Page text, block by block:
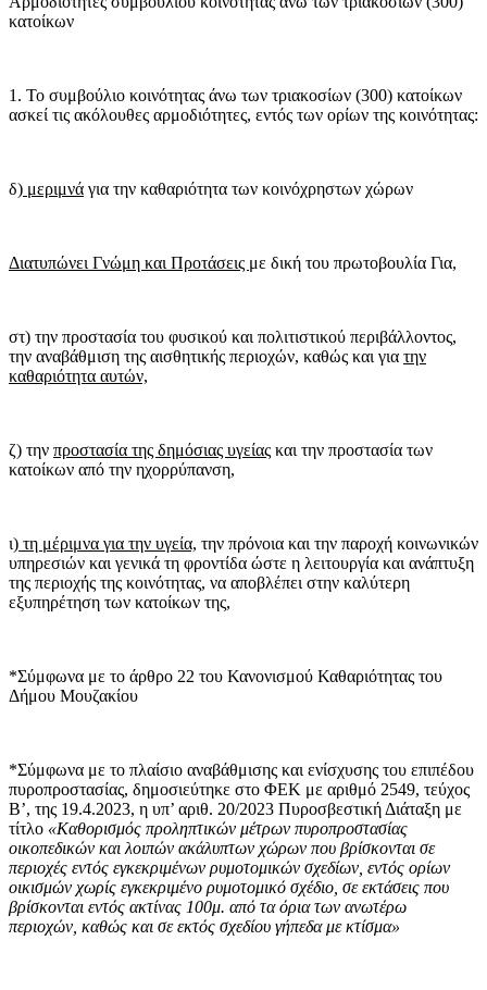
κατοίκων
1. Το συμβούλιο κοινότητας άνω των τριακοσίων (300) κατοίκων
ασκεί τις ακόλουθες αρμοδιότητες, εντός των ορίων της κοινότητας:
δ) μεριμνά για την καθαριότητα των κοινόχρηστων χώρων
Διατυπώνει Γνώμη και Προτάσεις με δική του πρωτοβουλία Για,
στ) την προστασία του φυσικού και πολιτιστικού περιβάλλοντος,
την αναβάθμιση της αισθητικής περιοχών, καθώς και για την
καθαριότητα αυτών,
ζ) την προστασία της δημόσιας υγείας και την προστασία των
κατοίκων από την ηχορρύπανση,
ι) τη μέριμνα για την υγεία, την πρόνοια και την παροχή κοινωνικών
υπηρεσιών και γενικά τη φροντίδα ώστε η λειτουργία και ανάπτυξη
της περιοχής της κοινότητας, να αποβλέπει στην καλύτερη
εξυπηρέτηση των κατοίκων της,
*Σύμφωνα με το άρθρο 22 του Κανονισμού Καθαριότητας του
Δήμου Μουζακίου
*Σύμφωνα με το πλαίσιο αναβάθμισης και ενίσχυσης του επιπέδου
πυροπροστασίας, δημοσιεύτηκε στο ΦΕΚ με αριθμό 2549, τεύχος
Β’, της 19.4.2023, η υπ’ αριθ. 20/2023 Πυροσβεστική Διάταξη με
τίτλο «Καθορισμός προληπτικών μέτρων πυροπροστασίας
οικοπεδικών και λοιπών ακάλυπτων χώρων που βρίσκονται σε
περιοχές εντός εγκεκριμένων ρυμοτομικών σχεδίων, εντός ορίων
οικισμών χωρίς εγκεκριμένο ρυμοτομικό σχέδιο, σε εκτάσεις που
βρίσκονται εντός ακτίνας 100μ. από τα όρια των ανωτέρω
περιοχών, καθώς και σε εκτός σχεδίου γήπεδα με κτίσμα»